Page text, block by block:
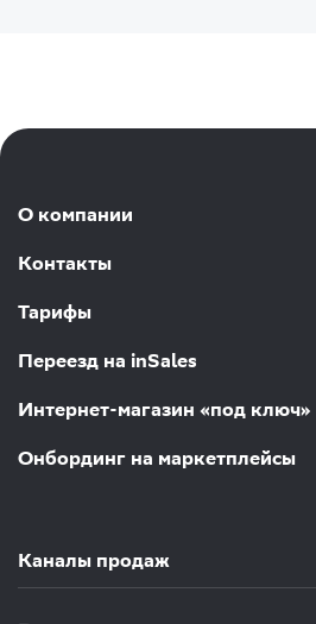
О компании
Контакты
Тарифы
Переезд на inSales
Интернет-магазин «под ключ»
Онбординг на маркетплейсы
Каналы продаж